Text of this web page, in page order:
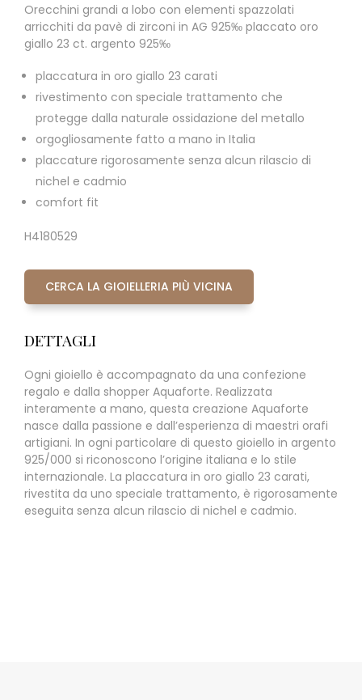
Orecchini grandi a lobo con elementi spazzolati
arricchiti da pavè di zirconi in AG 925‰ placcato oro
giallo 23 ct. argento 925‰
placcatura in oro giallo 23 carati
rivestimento con speciale trattamento che
protegge dalla naturale ossidazione del metallo
orgogliosamente fatto a mano in Italia
placcature rigorosamente senza alcun rilascio di
nichel e cadmio
comfort fit
H4180529
CERCA LA GIOIELLERIA PIÙ VICINA
DETTAGLI
Ogni gioiello è accompagnato da una confezione
regalo e dalla shopper Aquaforte. Realizzata
interamente a mano, questa creazione Aquaforte
nasce dalla passione e dall’esperienza di maestri orafi
artigiani. In ogni particolare di questo gioiello in argento
925/000 si riconoscono l’origine italiana e lo stile
internazionale. La placcatura in oro giallo 23 carati,
rivestita da uno speciale trattamento, è rigorosamente
eseguita senza alcun rilascio di nichel e cadmio.